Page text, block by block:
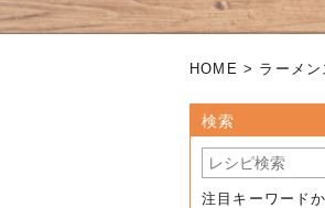
HOME > ラーメ
検索
注目キーワード